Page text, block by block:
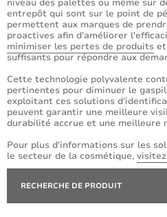
niveau des palettes ou même sur
entrepôt qui sont sur le point de
permettent aux marques de
proactives afin d'améliorer
minimiser les pertes de produits
suffisants pour répondre aux
Cette technologie polyvalente
pertinentes pour diminuer le
exploitant ces solutions
peuvent garantir une meilleure
durabilité accrue et une meilleure
Pour plus d'informations sur les
le secteur de la cosmétique,
RECHERCHE DE PRODUIT